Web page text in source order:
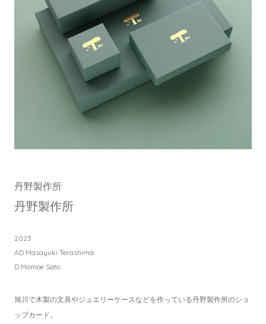
丹野製作所
丹野製作所
2023
AD Masayuki Terashima
D Momoe Sato
旭川で木製の文具やジュエリーケースなどを作っている丹野製作所のショ
ップカード。